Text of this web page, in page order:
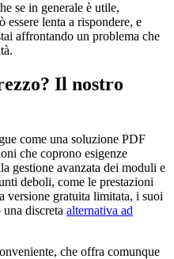
se in generale è utile,
essere lenta a rispondere, e
affrontando un problema che
Il nostro
come una soluzione PDF
che coprono esigenze
gestione avanzata dei moduli e
deboli, come le prestazioni
versione gratuita limitata, i suoi
discreta alternativa ad
che offra comunque